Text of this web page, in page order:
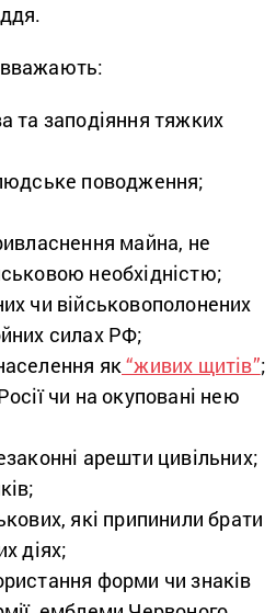
та заподіяння тяжких
поводження;
майна, не
необхідністю;
чи військовополонених
силах РФ;
як“живих щитів”;
чи на окуповані нею
арешти цивільних;
які припинили брати
діях;
форми чи знаків